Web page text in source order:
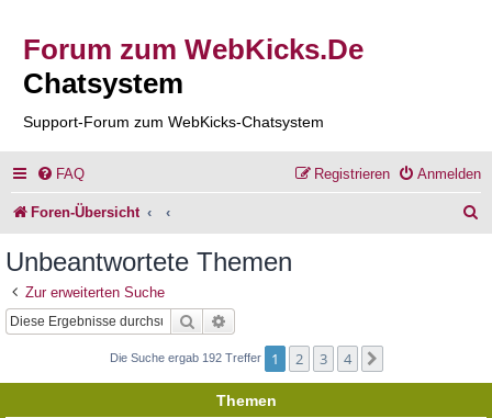
Forum zum WebKicks.De
Chatsystem
Support-Forum zum WebKicks-Chatsystem
FAQ Anmelden
Registrieren
Foren-Übersicht
Unbeantwortete Themen
Zur erweiterten Suche
Suche
Die Suche ergab 192 Treffer 1 2 3 4
Themen